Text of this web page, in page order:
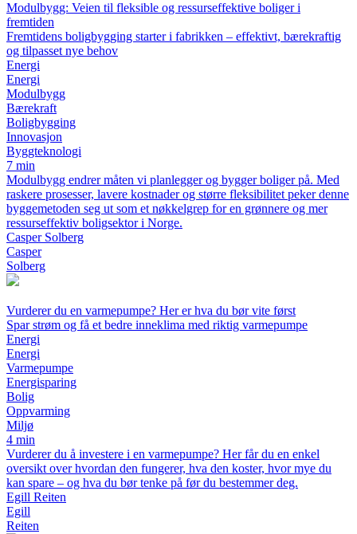
Modulbygg: Veien til fleksible og ressurseffektive boliger i
fremtiden
Fremtidens boligbygging starter i fabrikken – effektivt, bærekraftig
og tilpasset nye behov
Energi
Energi
Modulbygg
Bærekraft
Boligbygging
Innovasjon
Byggteknologi
7 min
Modulbygg endrer måten vi planlegger og bygger boliger på. Med
raskere prosesser, lavere kostnader og større fleksibilitet peker denne
byggemetoden seg ut som et nøkkelgrep for en grønnere og mer
ressurseffektiv boligsektor i Norge.
Casper Solberg
Casper
Solberg
Vurderer du en varmepumpe? Her er hva du bør vite først
Spar strøm og få et bedre inneklima med riktig varmepumpe
Energi
Energi
Varmepumpe
Energisparing
Bolig
Oppvarming
Miljø
4 min
Vurderer du å investere i en varmepumpe? Her får du en enkel
oversikt over hvordan den fungerer, hva den koster, hvor mye du
kan spare – og hva du bør tenke på før du bestemmer deg.
Egill Reiten
Egill
Reiten